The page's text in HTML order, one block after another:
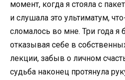
момент, когда я стояла с
и слушала это ультиматум,
сломалось во мне. Три года я
отказывая себе в
лекции, забыв о личном
судьба наконец протянула